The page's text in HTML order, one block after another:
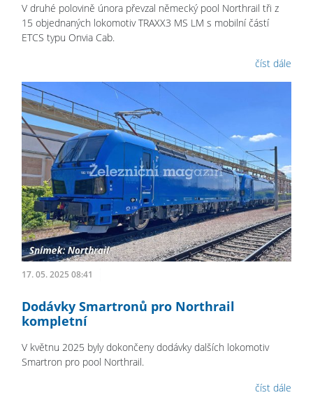
V druhé polovině února převzal německý pool Northrail tři z
15 objednaných lokomotiv TRAXX3 MS LM s mobilní částí
ETCS typu Onvia Cab.
číst dále
17. 05. 2025 08:41
Dodávky Smartronů pro Northrail
kompletní
V květnu 2025 byly dokončeny dodávky dalších lokomotiv
Smartron pro pool Northrail.
číst dále